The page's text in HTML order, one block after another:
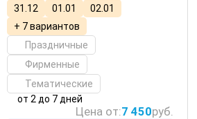
31.12
01.01
02.01
+ 7 вариантов
Праздничные
Фирменные
Тематические
от 2 до 7 дней
Цена от:7 450руб.